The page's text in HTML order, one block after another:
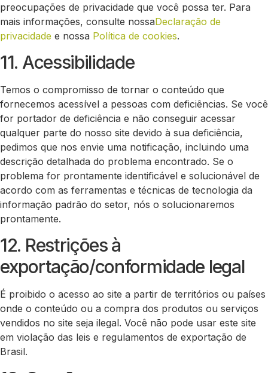
preocupações de privacidade que você possa ter. Para
mais informações, consulte nossaDeclaração de
privacidade e nossa Política de cookies.
11. Acessibilidade
Temos o compromisso de tornar o conteúdo que
fornecemos acessível a pessoas com deficiências. Se você
for portador de deficiência e não conseguir acessar
qualquer parte do nosso site devido à sua deficiência,
pedimos que nos envie uma notificação, incluindo uma
descrição detalhada do problema encontrado. Se o
problema for prontamente identificável e solucionável de
acordo com as ferramentas e técnicas de tecnologia da
informação padrão do setor, nós o solucionaremos
prontamente.
12. Restrições à
exportação/conformidade legal
É proibido o acesso ao site a partir de territórios ou países
onde o conteúdo ou a compra dos produtos ou serviços
vendidos no site seja ilegal. Você não pode usar este site
em violação das leis e regulamentos de exportação de
Brasil.